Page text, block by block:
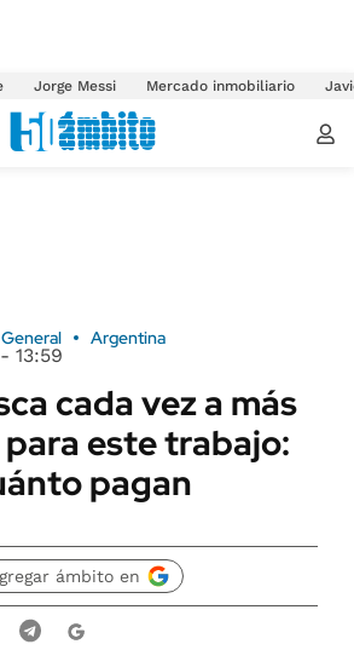
Jorge Messi Mercado inmobiliario
Argentina
13:59
cada vez a más
este trabajo:
pagan
ámbito en